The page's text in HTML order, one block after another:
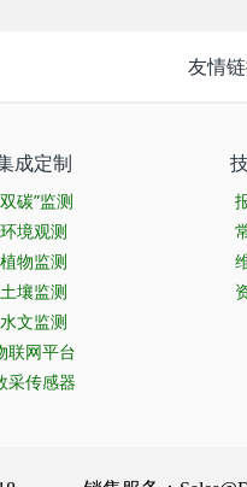
友情
成定制
碳”监测
环境观测
植物监测
土壤监测
水文监测
联网平台
采传感器